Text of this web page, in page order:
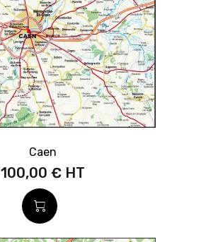
Caen
100,00 €